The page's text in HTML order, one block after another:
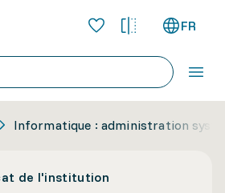
FR
Informatique : administration
de l'institution